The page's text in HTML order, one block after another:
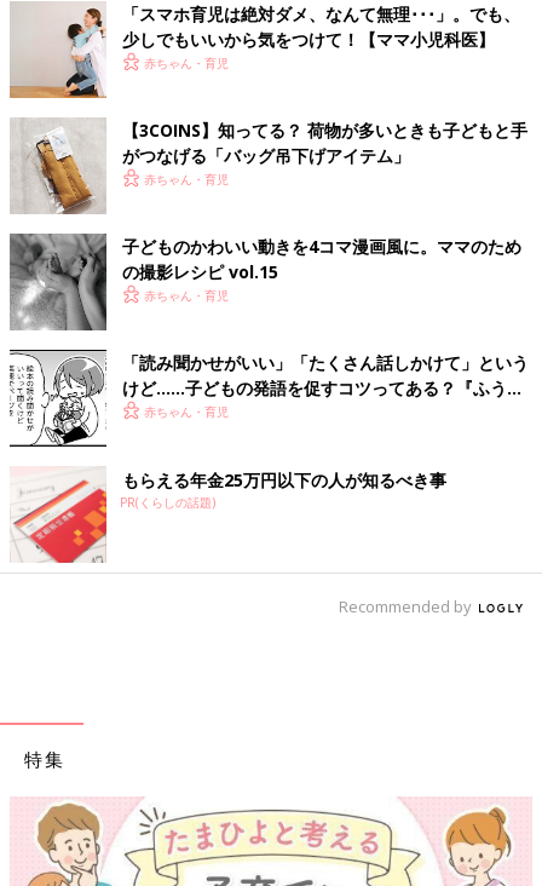
「スマホ育児は絶対ダメ、なんて無理･･･」。でも、
少しでもいいから気をつけて！【ママ小児科医】
赤ちゃん・育児
【3COINS】知ってる？ 荷物が多いときも子どもと手
がつなげる「バッグ吊下げアイテム」
赤ちゃん・育児
子どものかわいい動きを4コマ漫画風に。ママのため
の撮影レシピ vol.15
赤ちゃん・育児
「読み聞かせがいい」「たくさん話しかけて」という
けど……子どもの発語を促すコツってある？『ふうふ
う子育て ＃64』
赤ちゃん・育児
もらえる年金25万円以下の人が知るべき事
PR(くらしの話題)
Recommended by
特集